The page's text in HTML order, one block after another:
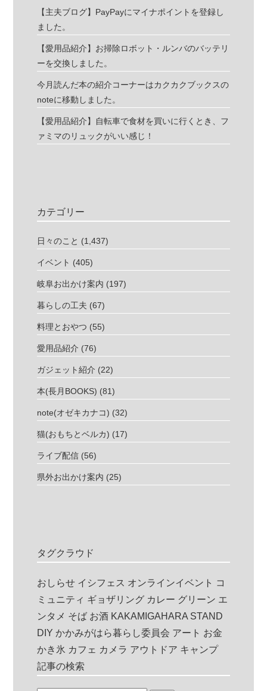
【主夫ブログ】PayPayにマイナポイントを登録し
ました。
【愛用品紹介】お掃除ロボット・ルンバのバッテリ
ーを交換しました。
今月読んだ本の紹介コーナーはカクカクブックスの
noteに移動しました。
【愛用品紹介】自転車で食材を買いに行くとき、フ
ァミマのリュックがいい感じ！
カテゴリー
日々のこと (1,437)
イベント (405)
岐阜お出かけ案内 (197)
暮らしの工夫 (67)
料理とおやつ (55)
愛用品紹介 (76)
ガジェット紹介 (22)
本(長月BOOKS) (81)
note(オゼキカナコ) (32)
猫(おもちとベルカ) (17)
ライブ配信 (56)
県外お出かけ案内 (25)
タグクラウド
おしらせ イシフェス オンラインイベント コ
ミュニティ ギョザリング カレー グリーン エ
ンタメ そば お酒 KAKAMIGAHARA STAND
DIY かかみがはら暮らし委員会 アート お金
かき氷 カフェ カメラ アウトドア キャンプ
記事の検索